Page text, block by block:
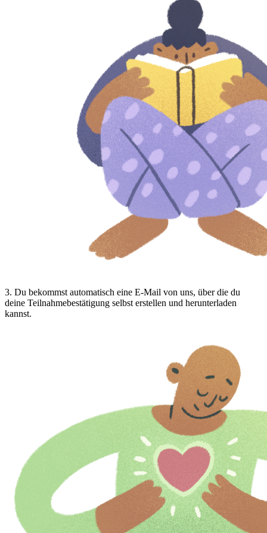
3. Du bekommst automatisch eine E-Mail von uns, über die du
deine Teilnahmebestätigung selbst erstellen und herunterladen
kannst.